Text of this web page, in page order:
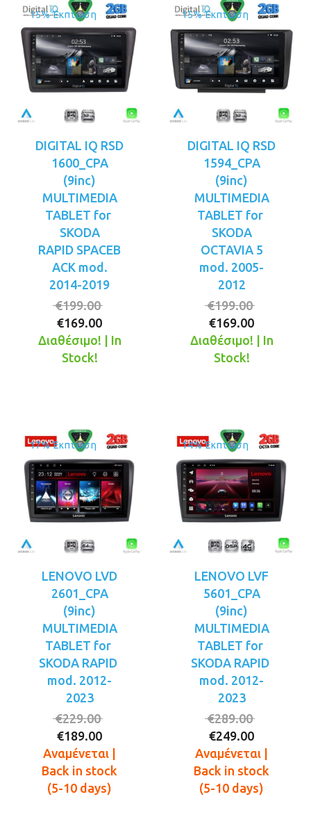
15% Έκπτωση
DIGITAL IQ RSD
1600_CPA
(9inc)
MULTIMEDIA
TABLET for
SKODA
RAPID SPACEB
ACK mod.
2014-2019
€199.00
was:
€169.00
τρέχουσα
Διαθέσιμο! | In
Stock!
15% Έκπτωση
DIGITAL IQ RSD
1594_CPA
(9inc)
MULTIMEDIA
TABLET for
SKODA
OCTAVIA 5
mod. 2005-
2012
€199.00
was:
€169.00
Διαθέσιμο! | In
Stock!
17% Έκπτωση
LENOVO LVD
2601_CPA
(9inc)
MULTIMEDIA
TABLET for
SKODA RAPID
mod. 2012-
2023
€229.00
was:
€229.00.
€189.00
τρέχουσα
τιμή
είναι:
Αναμένεται |
Back in stock
(5-10 days)
14% Έκπτωση
LENOVO LVF
5601_CPA
(9inc)
MULTIMEDIA
TABLET for
SKODA RAPID
mod. 2012-
2023
€289.00
was:
€289.00.
€249.00
τιμή
είναι:
Αναμένεται |
Back in stock
(5-10 days)